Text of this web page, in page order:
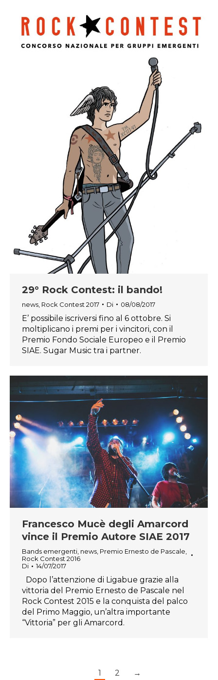
29° Rock Contest: il bando!
news Rock Contest 2017 Di 08/08/2017
E’ possibile iscriversi fino al 6 ottobre. Si
moltiplicano i premi per i vincitori, con il
Premio Fondo Sociale Europeo e il Premio
SIAE. Sugar Music tra i partner.
Francesco Mucè degli Amarcord
vince il Premio Autore SIAE 2017
Bands emergenti news Premio Ernesto de Pascale
Rock Contest 2016
Di
14/07/2017
Dopo l’attenzione di Ligabue grazie alla
vittoria del Premio Ernesto de Pascale nel
Rock Contest 2015 e la conquista del palco
del Primo Maggio, un’altra importante
“Vittoria” per gli Amarcord.
1 2 →